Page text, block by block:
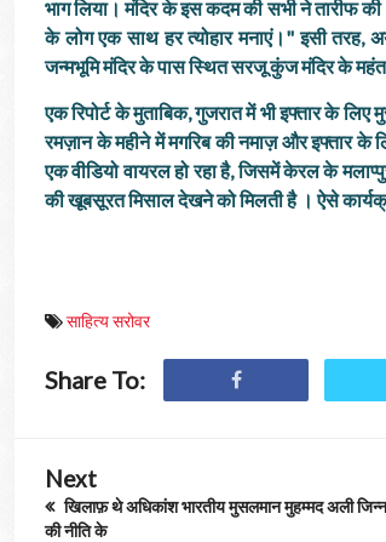
भाग लिया। मंदिर के इस कदम की सभी ने तारीफ
के लोग एक साथ हर त्योहार मनाएं।" इसी तरह,
जन्मभूमि मंदिर के पास स्थित सरजू कुंज मंदिर के महंत
एक रिपोर्ट के मुताबिक, गुजरात में भी इफ्तार के
रमज़ान के महीने में मगरिब की नमाज़ और इफ्तार के
एक वीडियो वायरल हो रहा है, जिसमें केरल के
की खूबसूरत मिसाल देखने को मिलती है । ऐसे
साहित्य सरोवर
Share To:
Next
खिलाफ़ थे अधिकांश भारतीय मुसलमान मुहम्मद अली
की नीति के